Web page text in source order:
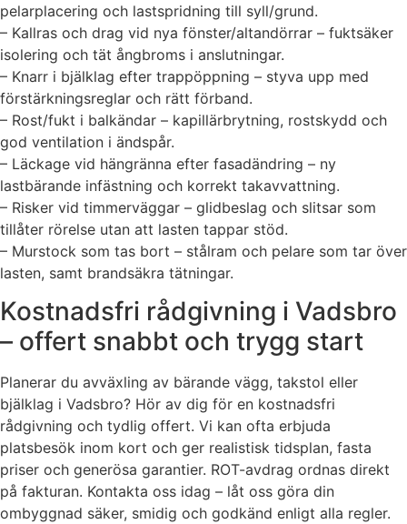
pelarplacering och lastspridning till syll/grund.
– Kallras och drag vid nya fönster/altandörrar – fuktsäker
isolering och tät ångbroms i anslutningar.
– Knarr i bjälklag efter trappöppning – styva upp med
förstärkningsreglar och rätt förband.
– Rost/fukt i balkändar – kapillärbrytning, rostskydd och
god ventilation i ändspår.
– Läckage vid hängränna efter fasadändring – ny
lastbärande infästning och korrekt takavvattning.
– Risker vid timmerväggar – glidbeslag och slitsar som
tillåter rörelse utan att lasten tappar stöd.
– Murstock som tas bort – stålram och pelare som tar över
lasten, samt brandsäkra tätningar.
Kostnadsfri rådgivning i Vadsbro
– offert snabbt och trygg start
Planerar du avväxling av bärande vägg, takstol eller
bjälklag i Vadsbro? Hör av dig för en kostnadsfri
rådgivning och tydlig offert. Vi kan ofta erbjuda
platsbesök inom kort och ger realistisk tidsplan, fasta
priser och generösa garantier. ROT-avdrag ordnas direkt
på fakturan. Kontakta oss idag – låt oss göra din
ombyggnad säker, smidig och godkänd enligt alla regler.